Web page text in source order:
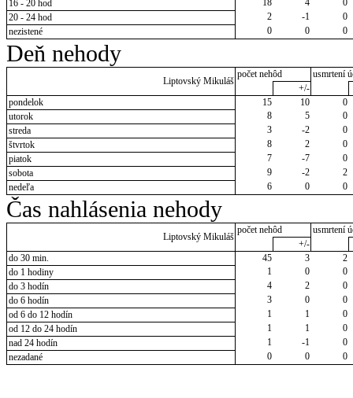
16 - 20 hod
18 4
0
20 - 24 hod
2 -1
0
nezistené
0 0 0
Deň nehody
Liptovský Mikuláš
počet nehôd
usmrtení
+/-
pondelok
15 10
0
utorok
8 5
0
streda
3 -2
0
štvrtok
8 2
0
piatok
7 -7
0
sobota
9 -2
2
nedeľa
6 0 0
Čas nahlásenia nehody
Liptovský Mikuláš
počet nehôd
usmrtení
+/-
do 30 min.
45 3
2
do 1 hodiny
1 0
0
do 3 hodín
4 2
0
do 6 hodín
3 0
0
od 6 do 12 hodín
1 1
0
od 12 do 24 hodín
1 1
0
nad 24 hodín
1 -1
0
nezadané
0 0 0